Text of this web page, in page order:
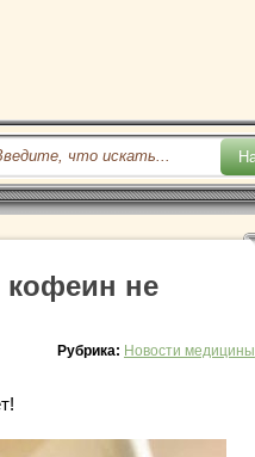
кофеин не
Рубрика: Новости медицины